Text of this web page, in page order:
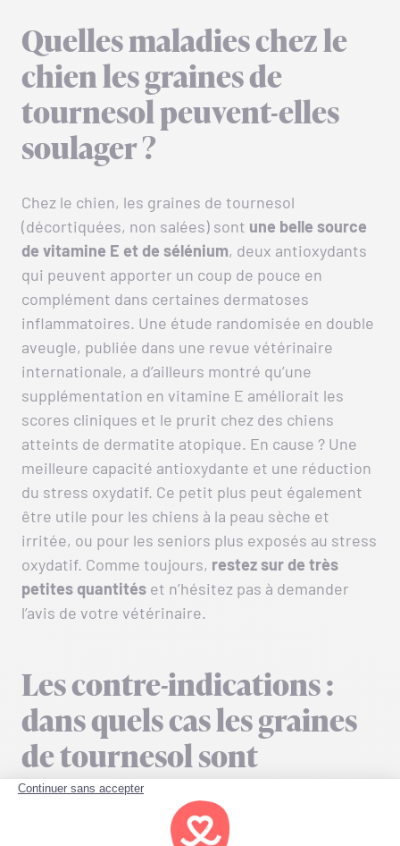
Quelles maladies chez le
chien les graines de
tournesol peuvent-elles
soulager ?
Chez le chien, les graines de tournesol
(décortiquées, non salées) sont une belle source
de vitamine E et de sélénium, deux antioxydants
qui peuvent apporter un coup de pouce en
complément dans certaines dermatoses
inflammatoires. Une étude randomisée en double
aveugle, publiée dans une revue vétérinaire
internationale, a d’ailleurs montré qu’une
supplémentation en vitamine E améliorait les
scores cliniques et le prurit chez des chiens
atteints de dermatite atopique. En cause ? Une
meilleure capacité antioxydante et une réduction
du stress oxydatif. Ce petit plus peut également
être utile pour les chiens à la peau sèche et
irritée, ou pour les seniors plus exposés au stress
oxydatif. Comme toujours, restez sur de très
petites quantités et n’hésitez pas à demander
l’avis de votre vétérinaire.
Les contre-indications :
dans quels cas les graines
de tournesol sont
déconseillées ?